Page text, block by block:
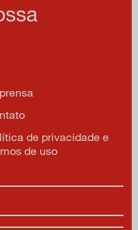
de privacidade e
de uso